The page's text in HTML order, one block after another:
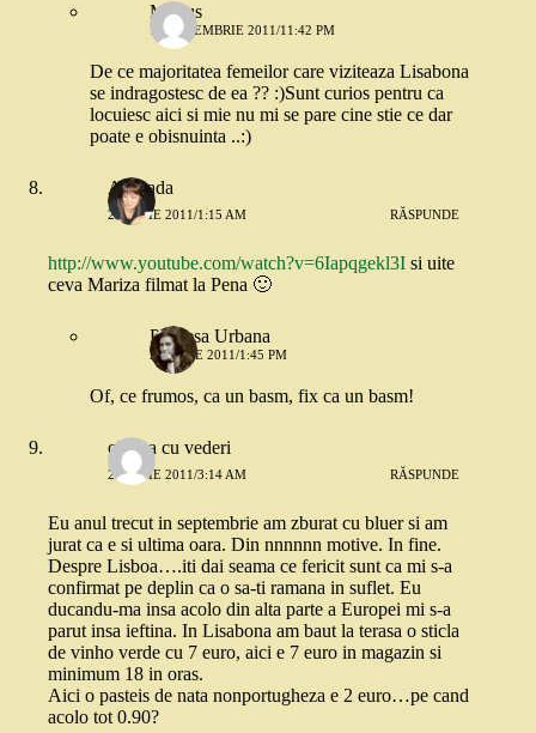
Marius
10 DECEMBRIE 2011/11:42 PM
De ce majoritatea femeilor care viziteaza Lisabona
se indragostesc de ea ?? :)Sunt curios pentru ca
locuiesc aici si mie nu mi se pare cine stie ce dar
poate e obisnuinta ..:)
Andrada
21 IULIE 2011/1:15 AM RĂSPUNDE
http://www.youtube.com/watch?v=6Iapqgekl3I si uite
ceva Mariza filmat la Pena 🙂
Printesa Urbana
21 IULIE 2011/1:45 PM
Of, ce frumos, ca un basm, fix ca un basm!
cineva cu vederi
21 IULIE 2011/3:14 AM RĂSPUNDE
Eu anul trecut in septembrie am zburat cu bluer si am
jurat ca e si ultima oara. Din nnnnnn motive. In fine.
Despre Lisboa….iti dai seama ce fericit sunt ca mi s-a
confirmat pe deplin ca o sa-ti ramana in suflet. Eu
ducandu-ma insa acolo din alta parte a Europei mi s-a
parut insa ieftina. In Lisabona am baut la terasa o sticla
de vinho verde cu 7 euro, aici e 7 euro in magazin si
minimum 18 in oras.
Aici o pasteis de nata nonportugheza e 2 euro…pe cand
acolo tot 0.90?